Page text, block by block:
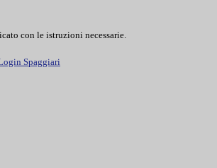
con le istruzioni necessarie.
Spaggiari